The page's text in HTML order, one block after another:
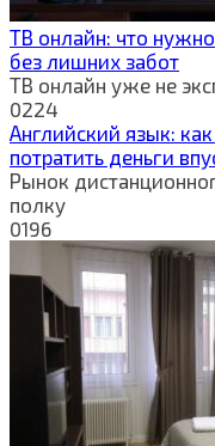
ТВ онлайн: что
без лишних забот
ТВ онлайн уже не
0224
Английский язык:
потратить деньги
Рынок
полку
0196